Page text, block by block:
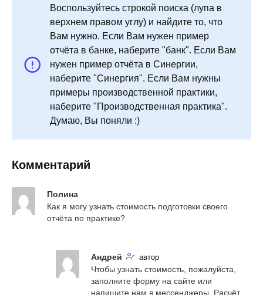
Воспользуйтесь строкой поиска (лупа в
верхнем правом углу) и найдите то, что
Вам нужно. Если Вам нужен пример
отчёта в банке, наберите "банк". Если Вам
нужен пример отчёта в Синергии,
наберите "Синергия". Если Вам нужны
примеры производственной практики,
наберите "Производственная практика".
Думаю, Вы поняли :)
Комментарий
Полина
Как я могу узнать стоимость подготовки своего
отчёта по практике?
Андрей автор
Чтобы узнать стоимость, пожалуйста,
заполните форму на сайте или
напишите нам в мессенджеры. Расчёт